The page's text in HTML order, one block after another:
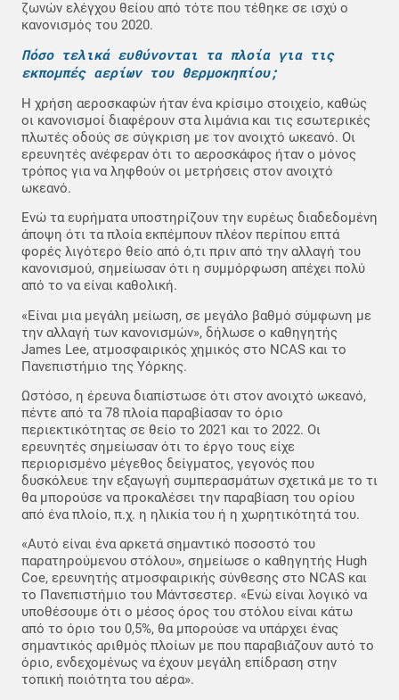
ζωνών ελέγχου θείου από τότε που τέθηκε σε ισχύ ο
κανονισμός του 2020.
Πόσο τελικά ευθύνονται τα πλοία για τις
εκπομπές αερίων του θερμοκηπίου;
Η χρήση αεροσκαφών ήταν ένα κρίσιμο στοιχείο, καθώς
οι κανονισμοί διαφέρουν στα λιμάνια και τις εσωτερικές
πλωτές οδούς σε σύγκριση με τον ανοιχτό ωκεανό. Οι
ερευνητές ανέφεραν ότι το αεροσκάφος ήταν ο μόνος
τρόπος για να ληφθούν οι μετρήσεις στον ανοιχτό
ωκεανό.
Ενώ τα ευρήματα υποστηρίζουν την ευρέως διαδεδομένη
άποψη ότι τα πλοία εκπέμπουν πλέον περίπου επτά
φορές λιγότερο θείο από ό,τι πριν από την αλλαγή του
κανονισμού, σημείωσαν ότι η συμμόρφωση απέχει πολύ
από το να είναι καθολική.
«Είναι μια μεγάλη μείωση, σε μεγάλο βαθμό σύμφωνη με
την αλλαγή των κανονισμών», δήλωσε ο καθηγητής
James Lee, ατμοσφαιρικός χημικός στο NCAS και το
Πανεπιστήμιο της Υόρκης.
Ωστόσο, η έρευνα διαπίστωσε ότι στον ανοιχτό ωκεανό,
πέντε από τα 78 πλοία παραβίασαν το όριο
περιεκτικότητας σε θείο το 2021 και το 2022. Οι
ερευνητές σημείωσαν ότι το έργο τους είχε
περιορισμένο μέγεθος δείγματος, γεγονός που
δυσκόλευε την εξαγωγή συμπερασμάτων σχετικά με το τι
θα μπορούσε να προκαλέσει την παραβίαση του ορίου
από ένα πλοίο, π.χ. η ηλικία του ή η χωρητικότητά του.
«Αυτό είναι ένα αρκετά σημαντικό ποσοστό του
παρατηρούμενου στόλου», σημείωσε ο καθηγητής Hugh
Coe, ερευνητής ατμοσφαιρικής σύνθεσης στο NCAS και
το Πανεπιστήμιο του Μάντσεστερ. «Ενώ είναι λογικό να
υποθέσουμε ότι ο μέσος όρος του στόλου είναι κάτω
από το όριο του 0,5%, θα μπορούσε να υπάρχει ένας
σημαντικός αριθμός πλοίων με που παραβιάζουν αυτό το
όριο, ενδεχομένως να έχουν μεγάλη επίδραση στην
τοπική ποιότητα του αέρα».